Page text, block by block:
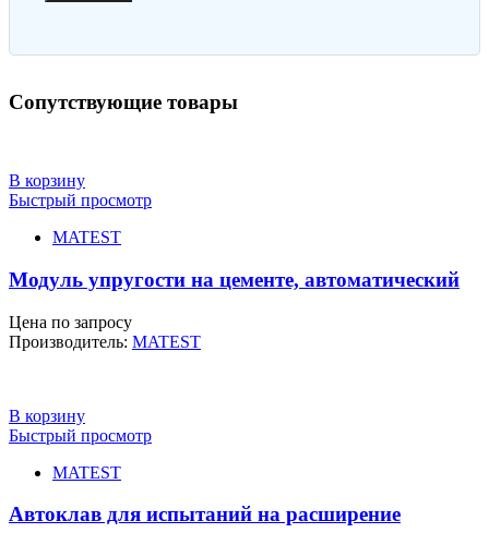
Сопутствующие товары
В корзину
Быстрый просмотр
MATEST
Модуль упругости на цементе, автоматический
Цена по запросу
Производитель: MATEST
В корзину
Быстрый просмотр
MATEST
Автоклав для испытаний на расширение